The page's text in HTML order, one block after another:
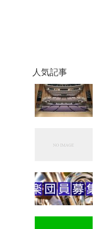
人気記事